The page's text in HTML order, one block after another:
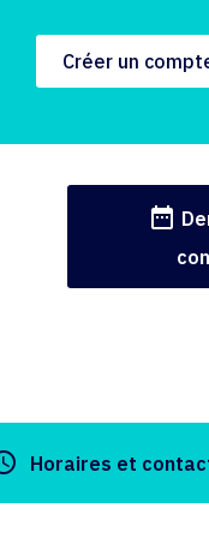
Créer un
date_range
Horaires et